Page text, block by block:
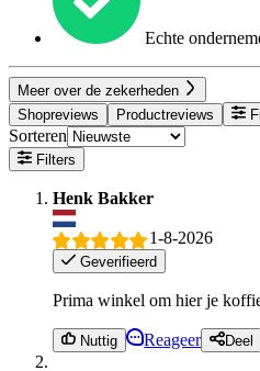
Echte
Meer over de zekerheden
Shopreviews
Productreviews
Sorteren
Filters
Henk Bakker
1-8-2026
Geverifieerd
Prima winkel om hier je
Nuttig Reageer Deel